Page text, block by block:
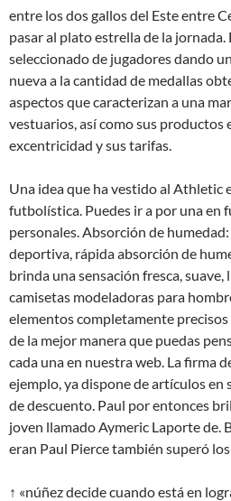
entre los dos gallos del Este entre
pasar al plato estrella de la
seleccionado de jugadores dando
nueva a la cantidad de medallas
aspectos que caracterizan a una
vestuarios, así como sus productos
excentricidad y sus tarifas.
Una idea que ha vestido al Athletic
futbolística. Puedes ir a por una en
personales. Absorción de
deportiva, rápida absorción de
brinda una sensación fresca, suave,
camisetas modeladoras para
elementos completamente
de la mejor manera que puedas
cada una en nuestra web. La firma
ejemplo, ya dispone de artículos en
de descuento. Paul por entonces
joven llamado Aymeric Laporte de.
eran Paul Pierce también superó
↑ «núñez decide cuando está en